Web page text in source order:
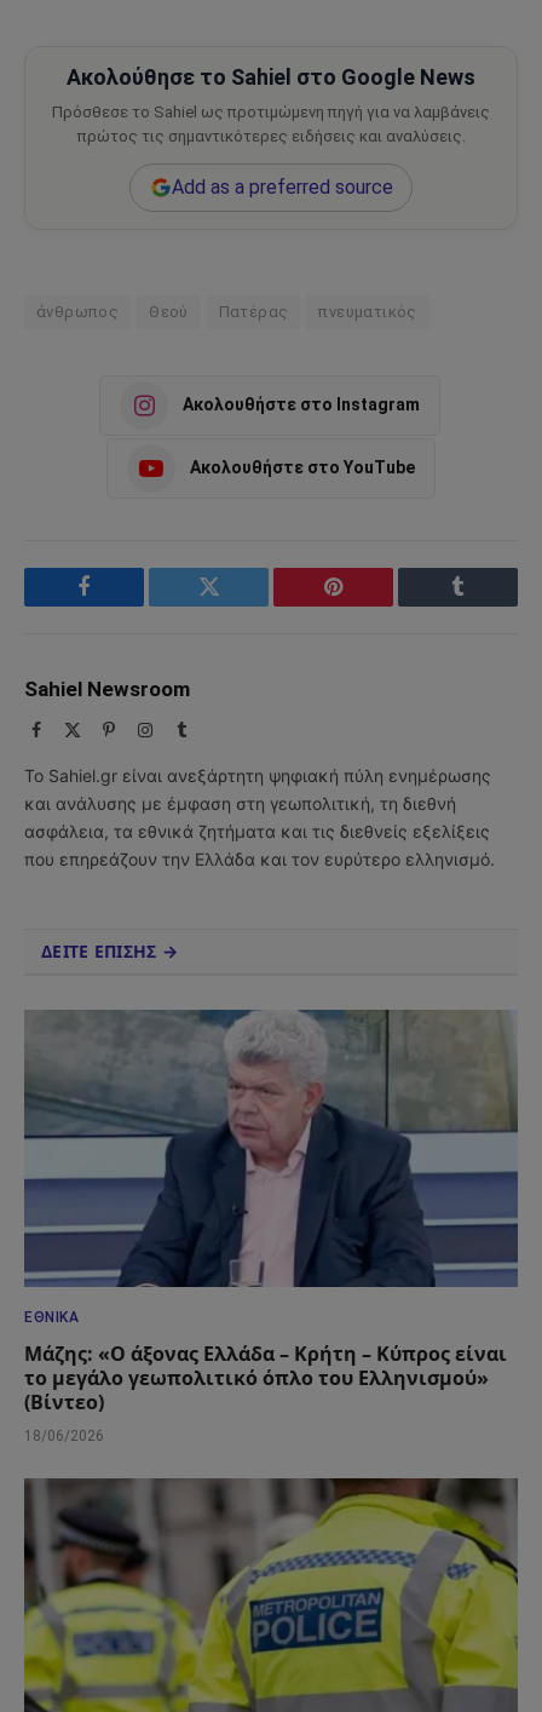
Ακολούθησε το Sahiel στο Google News
Πρόσθεσε το Sahiel ως προτιμώμενη πηγή για να λαμβάνεις
πρώτος τις σημαντικότερες ειδήσεις και αναλύσεις.
Add as a preferred source
άνθρωπος Θεού Πατέρας πνευματικός
Ακολουθήστε στο Instagram
Ακολουθήστε στο YouTube
Facebook Twitter Pinterest Tumblr
Sahiel Newsroom
Facebook PinterestInstagram
Tumblr
Το Sahiel.gr είναι ανεξάρτητη ψηφιακή πύλη ενημέρωσης
και ανάλυσης με έμφαση στη γεωπολιτική, τη διεθνή
ασφάλεια, τα εθνικά ζητήματα και τις διεθνείς εξελίξεις
που επηρεάζουν την Ελλάδα και τον ευρύτερο ελληνισμό.
ΔΕΙΤΕ ΕΠΙΣΗΣ →
ΕΘΝΙΚΆ
Μάζης: «Ο άξονας Ελλάδα – Κρήτη – Κύπρος είναι
το μεγάλο γεωπολιτικό όπλο του Ελληνισμού»
(Βίντεο)
18/06/2026